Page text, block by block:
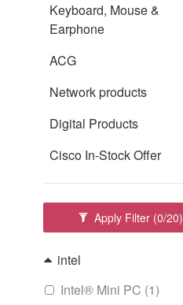
Keyboard, Mouse &
Earphone
ACG
Network products
Digital Products
Cisco In-Stock Offer
Apply Filter (0/20)
intel
Intel® Mini PC (1)